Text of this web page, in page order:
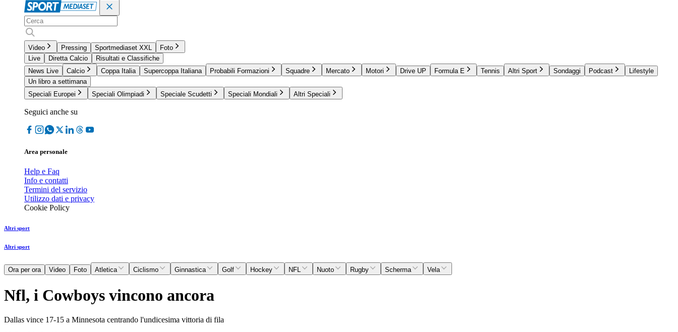
Video Pressing Sportmediaset XXL
Foto
Live
Diretta Calcio
Risultati e Classifiche
News Live
Calcio Coppa Italia Supercoppa Italiana Probabili Formazioni Squadre Mercato Motori Drive UP Formula E Tennis Altri Sport Sondaggi Podcast
Lifestyle
Un libro a settimana
Speciali Europei
Speciali Olimpiadi Speciale Scudetti Speciali Mondiali Altri Speciali
Seguici anche su
Area personale
Help e Faq
Info e contatti
Termini del servizio
Utilizzo dati e privacy
Cookie Policy
Altri sport
Altri sport
Ora per ora Video Foto Atletica Ciclismo Ginnastica Golf Hockey NFL Nuoto Rugby Scherma Vela
Nfl, i Cowboys vincono ancora
Dallas vince 17-15 a Minnesota centrando l'undicesima vittoria di fila